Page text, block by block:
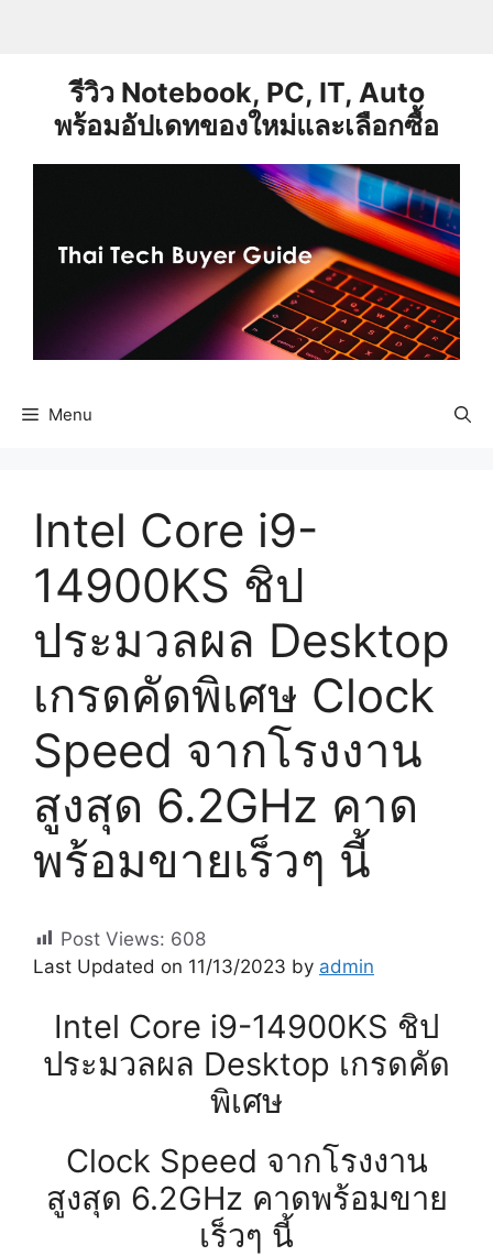
รีวิว Notebook, PC, IT, Auto
พร้อมอัปเดทของใหม่และเลือกซื้อ
Menu
Intel Core i9-
14900KS ชิป
ประมวลผล Desktop
เกรดคัดพิเศษ Clock
Speed จากโรงงาน
สูงสุด 6.2GHz คาด
พร้อมขายเร็วๆ นี้
Post Views: 608
Last Updated on 11/13/2023 by admin
Intel Core i9-14900KS ชิป
ประมวลผล Desktop เกรดคัด
พิเศษ
Clock Speed จากโรงงาน
สูงสุด 6.2GHz คาดพร้อมขาย
เร็วๆ นี้